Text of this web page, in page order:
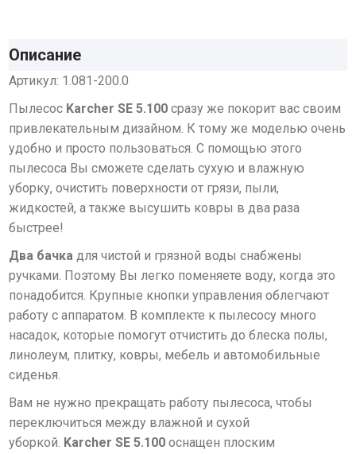
Описание
Артикул: 1.081-200.0
Пылесос Karcher SE 5.100сразу же покорит вас своим
привлекательным дизайном. К тому же моделью очень
удобно и просто пользоваться. С помощью этого
пылесоса Вы сможете сделать сухую и влажную
уборку, очистить поверхности от грязи, пыли,
жидкостей, а также высушить ковры в два раза
быстрее!
Два бачкадля чистой и грязной воды снабжены
ручками. Поэтому Вы легко поменяете воду, когда это
понадобится. Крупные кнопки управления облегчают
работу с аппаратом. В комплекте к пылесосу много
насадок, которые помогут отчистить до блеска полы,
линолеум, плитку, ковры, мебель и автомобильные
сиденья.
Вам не нужно прекращать работу пылесоса, чтобы
переключиться между влажной и сухой
уборкой. Karcher SE 5.100оснащен плоским